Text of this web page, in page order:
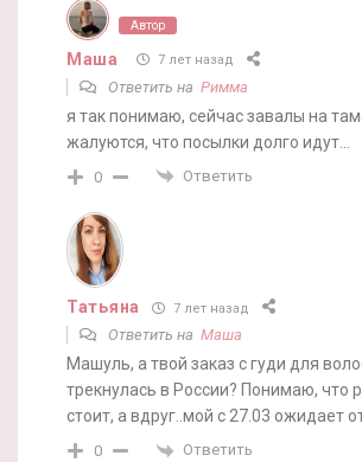
Автор
Маша 7 лет назад
Ответить на Римма
я так понимаю, сейчас завалы на
жалуются, что посылки долго идут…
0 Ответить
Татьяна 7 лет назад
Ответить на Маша
Машуль, а твой заказ с гуди для
трекнулась в России? Понимаю, что
стоит, а вдруг..мой с 27.03 ожидает
0 Ответить